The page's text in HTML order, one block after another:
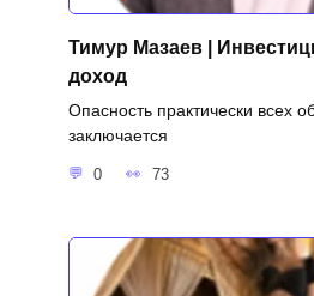
Тимур Мазаев |
доход
Опасность практически всех
заключается
0 73